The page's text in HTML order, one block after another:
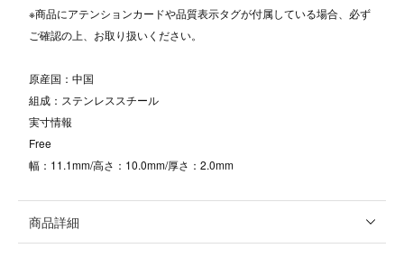
※商品にアテンションカードや品質表示タグが付属している場合、必ず
ご確認の上、お取り扱いください。
原産国：中国
組成：ステンレススチール
実寸情報
Free
幅：11.1mm/高さ：10.0mm/厚さ：2.0mm
商品詳細